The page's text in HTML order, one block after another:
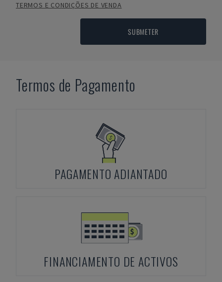
TERMOS E CONDIÇÕES DE VENDA
SUBMETER
Termos de Pagamento
PAGAMENTO ADIANTADO
FINANCIAMENTO DE ACTIVOS